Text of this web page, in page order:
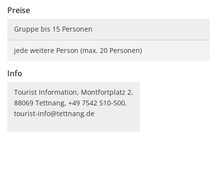
Preise
Gruppe bis 15 Personen
jede weitere Person (max. 20 Personen)
Info
Tourist Information, Montfortplatz 2,
88069 Tettnang, +49 7542 510-500,
tourist-info@tettnang.de